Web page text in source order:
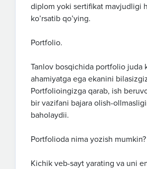
diplom yoki sertifikat mavjudligi
ko’rsatib qo’ying.
Portfolio.
Tanlov bosqichida portfolio juda
ahamiyatga ega ekanini
Portfolioingizga qarab, ish
bir vazifani bajara olish-
baholaydii.
Portfolioda nima yozish mumkin?
Kichik veb-sayt yarating va uni